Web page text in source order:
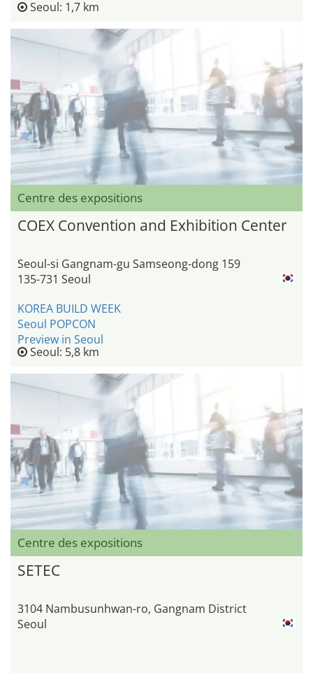
Seoul: 1,7 km
Centre des expositions
COEX Convention and Exhibition Center
Seoul-si Gangnam-gu Samseong-dong 159
135-731 Seoul
KOREA BUILD WEEK
Seoul POPCON
Preview in Seoul
Seoul: 5,8 km
Centre des expositions
SETEC
3104 Nambusunhwan-ro, Gangnam District
Seoul